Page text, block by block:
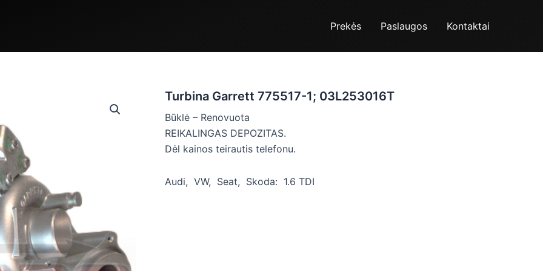
Prekės Paslaugos Kontaktai
Turbina Garrett 775517-1; 03L253016T
Būklė – Renovuota
REIKALINGAS DEPOZITAS.
Dėl kainos teirautis telefonu.
Audi, VW, Seat, Skoda: 1.6 TDI